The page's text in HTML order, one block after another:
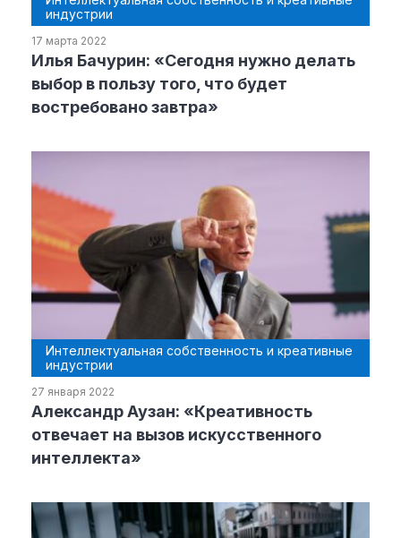
индустрии
17 марта 2022
Илья Бачурин: «Сегодня нужно делать
выбор в пользу того, что будет
востребовано завтра»
Интеллектуальная собственность и креативные
индустрии
27 января 2022
Александр Аузан: «Креативность
отвечает на вызов искусственного
интеллекта»